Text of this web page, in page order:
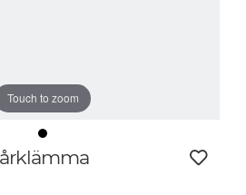
Touch to zoom